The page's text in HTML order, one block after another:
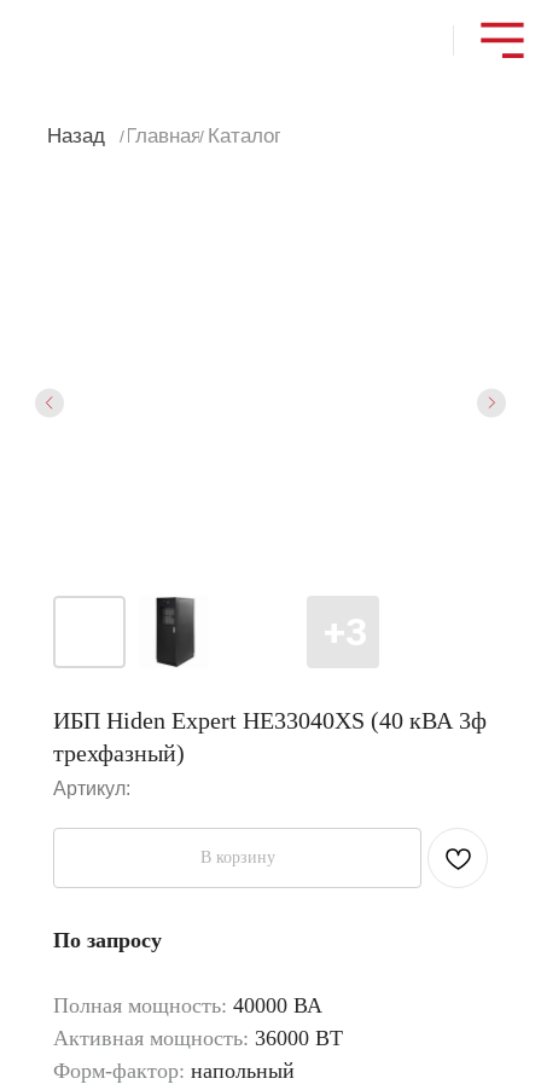
ИБП Hiden Expert HE33040XS (40 кВА 3ф
трехфазный)
Артикул:
В корзину
По запросу
Полная мощность: 40000 ВА
Активная мощность: 36000 ВТ
Форм-фактор: напольный